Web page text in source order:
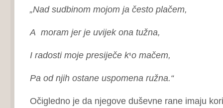
„Nad sudbinom mojom ja često plačem,
A moram jer je uvijek ona tužna,
I radosti moje presiječe kיo mačem,
Pa od njih ostane uspomena ružna.“
Očigledno je da njegove duševne rane imaju